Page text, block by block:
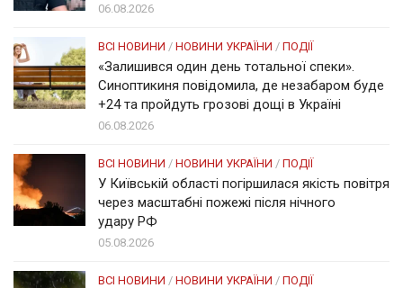
06.08.2026
ВСІ НОВИНИ / НОВИНИ УКРАЇНИ / ПОДІЇ
«Залишився один день тотальної спеки».
Синоптикиня повідомила, де незабаром буде
+24 та пройдуть грозові дощі в Україні
06.08.2026
ВСІ НОВИНИ / НОВИНИ УКРАЇНИ / ПОДІЇ
У Київській області погіршилася якість повітря
через масштабні пожежі після нічного
удару РФ
05.08.2026
ВСІ НОВИНИ / НОВИНИ УКРАЇНИ / ПОДІЇ